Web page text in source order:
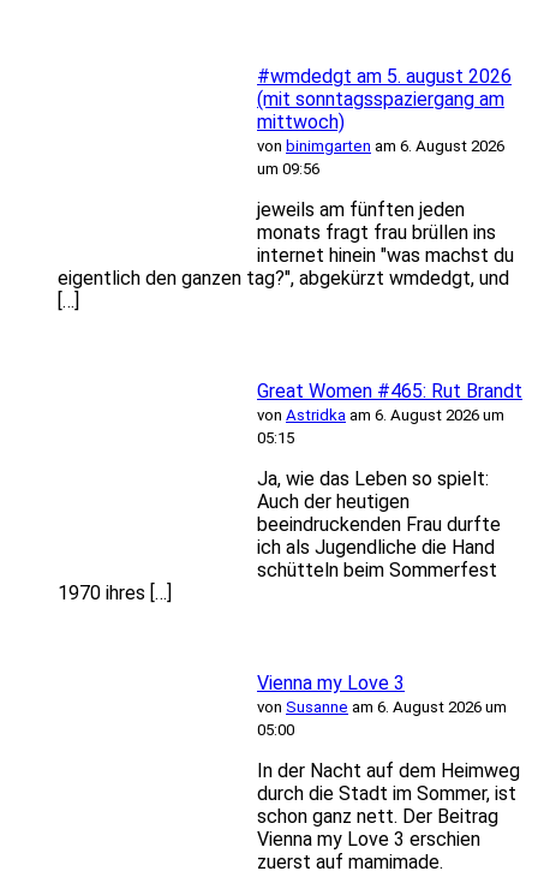
#wmdedgt am 5. august 2026
(mit sonntagsspaziergang am
mittwoch)
von binimgarten am 6. August 2026
um 09:56
jeweils am fünften jeden
monats fragt frau brüllen ins
internet hinein "was machst du
eigentlich den ganzen tag?", abgekürzt wmdedgt, und
[…]
Great Women #465: Rut Brandt
von Astridka am 6. August 2026 um
05:15
Ja, wie das Leben so spielt:
Auch der heutigen
beeindruckenden Frau durfte
ich als Jugendliche die Hand
schütteln beim Sommerfest
1970 ihres […]
Vienna my Love 3
von Susanne am 6. August 2026 um
05:00
In der Nacht auf dem Heimweg
durch die Stadt im Sommer, ist
schon ganz nett. Der Beitrag
Vienna my Love 3 erschien
zuerst auf mamimade.